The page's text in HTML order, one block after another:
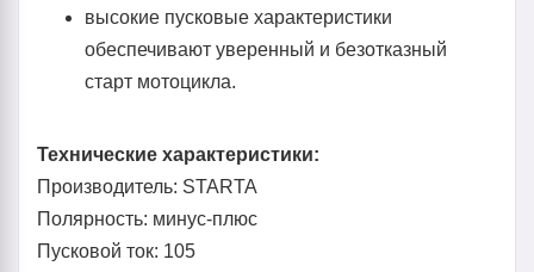
высокие пусковые характеристики
обеспечивают уверенный и безотказный
старт мотоцикла.
Технические характеристики:
Производитель: STARTA
Полярность: минус-плюс
Пусковой ток: 105